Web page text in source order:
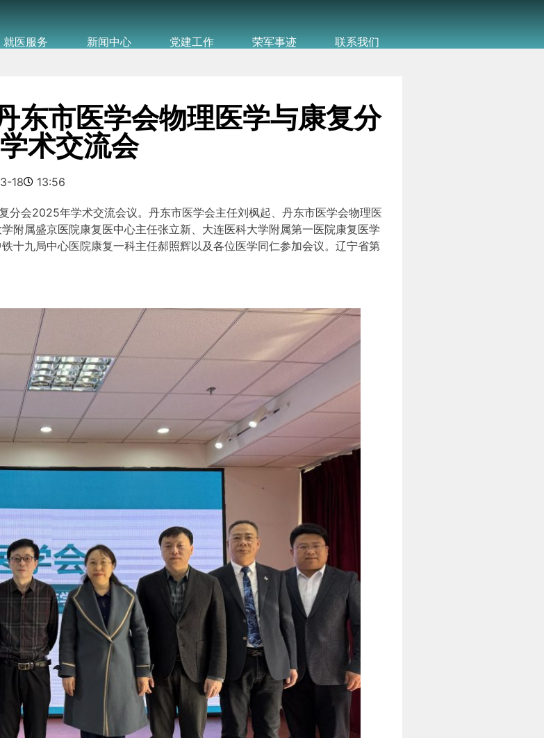
就医服务 新闻中心 党建工作 荣军事迹 联系我们
东市医学会物理医学与康复分
术交流会
18 13:56
会2025年学术交流会议。丹东市医学会主任刘枫起、丹东市医学会物理医
附属盛京医院康复医中心主任张立新、大连医科大学附属第一医院康复医学
十九局中心医院康复一科主任郝照辉以及各位医学同仁参加会议。辽宁省第